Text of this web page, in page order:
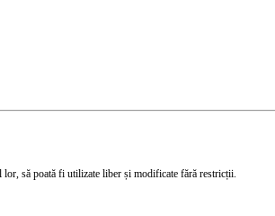
să poată fi utilizate liber și modificate fără restricții.